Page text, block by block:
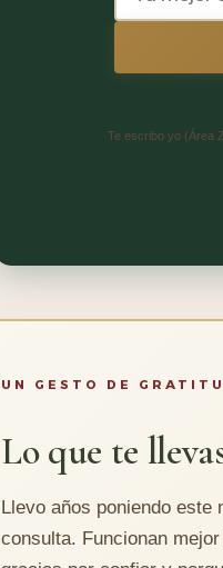
Te escribo yo (Área
UN GESTO DE
Lo que te
Llevo años poniendo
consulta. Funcionan